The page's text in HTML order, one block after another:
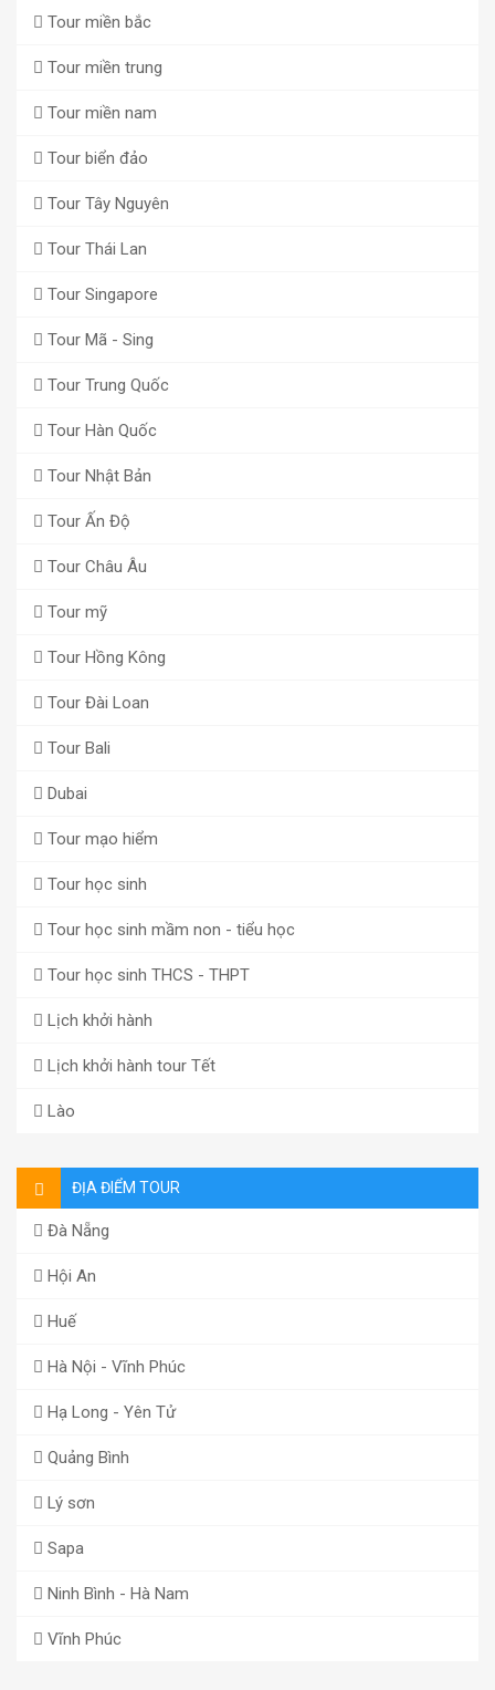
Tour miền bắc
Tour miền trung
Tour miền nam
Tour biển đảo
Tour Tây Nguyên
Tour Thái Lan
Tour Singapore
Tour Mã - Sing
Tour Trung Quốc
Tour Hàn Quốc
Tour Nhật Bản
Tour Ấn Độ
Tour Châu Âu
Tour mỹ
Tour Hồng Kông
Tour Đài Loan
Tour Bali
Dubai
Tour mạo hiểm
Tour học sinh
Tour học sinh mầm non - tiểu học
Tour học sinh THCS - THPT
Lịch khởi hành
Lịch khởi hành tour Tết
Lào
ĐỊA ĐIỂM TOUR
Đà Nẵng
Hội An
Huế
Hà Nội - Vĩnh Phúc
Hạ Long - Yên Tử
Quảng Bình
Lý sơn
Sapa
Ninh Bình - Hà Nam
Vĩnh Phúc